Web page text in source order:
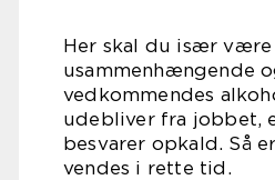
Her skal du især
usammenhængende
vedkommendes
udebliver fra jobbet,
besvarer opkald. Så
vendes i rette tid.